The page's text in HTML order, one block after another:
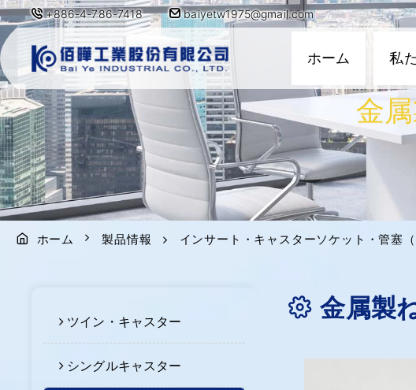
+886-4-786-7418 baiyetw1975@gmail.com
ホーム 私
金
ホーム 製品情報 インサート・キャスターソケット・管塞（
ツイン・キャスター
シングルキャスター
金属製